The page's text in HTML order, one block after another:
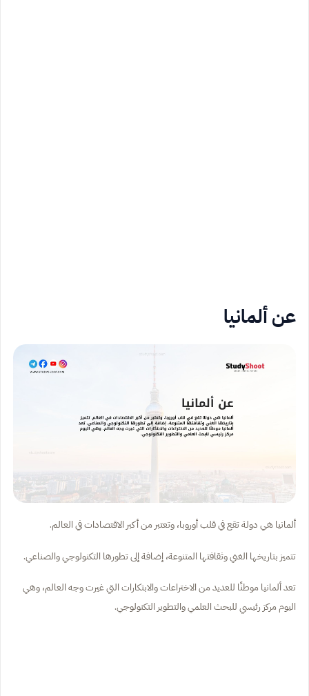
عن ألمانيا
ألمانيا هي دولة تقع في قلب أوروبا، وتعتبر من أكبر الاقتصادات في العالم.
تتميز بتاريخها الغني وثقافتها المتنوعة، إضافة إلى تطورها التكنولوجي والصناعي.
تعد ألمانيا موطنًا للعديد من الاختراعات والابتكارات التي غيرت وجه العالم، وهي
اليوم مركز رئيسي للبحث العلمي والتطوير التكنولوجي.